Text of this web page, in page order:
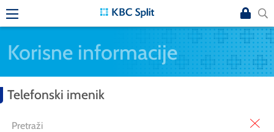
Korisne informacije
Telefonski imenik
Pretraži X